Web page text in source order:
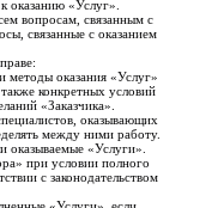
оказанию «Услуг».
вопросам, связанным с
связанные с оказанием
методы оказания «Услуг»
конкретных условий
«Заказчика».
оказывающих
между ними работу.
оказываемые «Услуги».
при условии полного
с законодательством